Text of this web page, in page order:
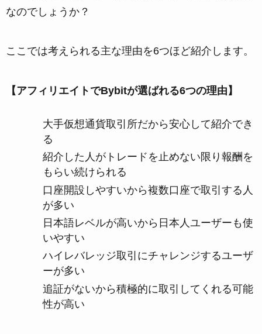
なのでしょうか？
ここでは考えられる主な理由を6つほど紹介します。
【アフィリエイトでBybitが選ばれる6つの理由】
大手仮想通貨取引所だから安心して紹介でき
る
紹介した人がトレードを止めない限り報酬を
もらい続けられる
口座開設しやすいから複数口座で取引する人
が多い
日本語レベルが高いから日本人ユーザーも使
いやすい
ハイレバレッジ取引にチャレンジするユーザ
ーが多い
追証がないから積極的に取引してくれる可能
性が高い